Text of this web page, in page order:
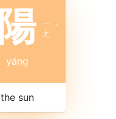
陽 ㄧ
ㄤ ˊ
yáng
the sun